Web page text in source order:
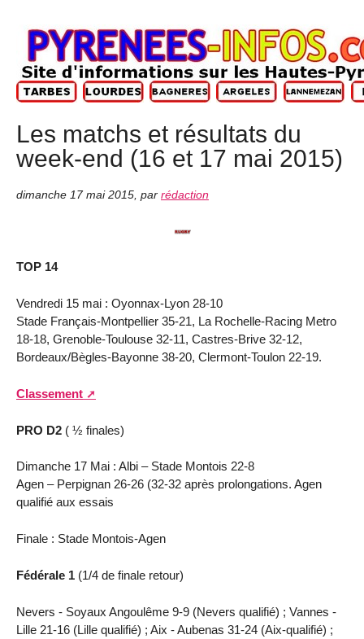
Les matchs et résultats du
week-end (16 et 17 mai 2015)
dimanche 17 mai 2015 par rédaction
TOP 14
Vendredi 15 mai : Oyonnax-Lyon 28-10
Stade Français-Montpellier 35-21, La Rochelle-Racing Metro
18-18, Grenoble-Toulouse 32-11, Castres-Brive 32-12,
Bordeaux/Bègles-Bayonne 38-20, Clermont-Toulon 22-19.
Classement
PRO D2 ( ½ finales)
Dimanche 17 Mai : Albi – Stade Montois 22-8
Agen – Perpignan 26-26 (32-32 après prolongations. Agen
qualifié aux essais
Finale : Stade Montois-Agen
Fédérale 1 (1/4 de finale retour)
Nevers - Soyaux Angoulême 9-9 (Nevers qualifié) ; Vannes -
Lille 21-16 (Lille qualifié) ; Aix - Aubenas 31-24 (Aix-qualifié) ;